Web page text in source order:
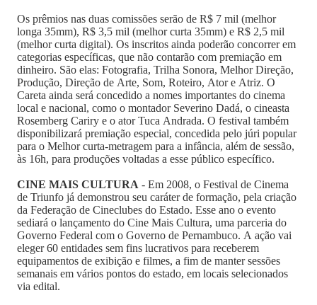
Os prêmios nas duas comissões serão de R$ 7 mil (melhor
longa 35mm), R$ 3,5 mil (melhor curta 35mm) e R$ 2,5 mil
(melhor curta digital). Os inscritos ainda poderão concorrer em
categorias específicas, que não contarão com premiação em
dinheiro. São elas: Fotografia, Trilha Sonora, Melhor Direção,
Produção, Direção de Arte, Som, Roteiro, Ator e Atriz. O
Careta ainda será concedido a nomes importantes do cinema
local e nacional, como o montador Severino Dadá, o cineasta
Rosemberg Cariry e o ator Tuca Andrada. O festival também
disponibilizará premiação especial, concedida pelo júri popular
para o Melhor curta-metragem para a infância, além de sessão,
às 16h, para produções voltadas a esse público específico.
CINE MAIS CULTURA - Em 2008, o Festival de Cinema
de Triunfo já demonstrou seu caráter de formação, pela criação
da Federação de Cineclubes do Estado. Esse ano o evento
sediará o lançamento do Cine Mais Cultura, uma parceria do
Governo Federal com o Governo de Pernambuco. A ação vai
eleger 60 entidades sem fins lucrativos para receberem
equipamentos de exibição e filmes, a fim de manter sessões
semanais em vários pontos do estado, em locais selecionados
via edital.